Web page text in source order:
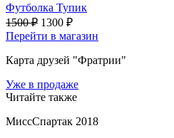
Футболка Тупик
1500 ₽ 1300 ₽
Перейти в магазин
Карта друзей "Фратрии"
Уже в продаже
Читайте также
МиссСпартак 2018